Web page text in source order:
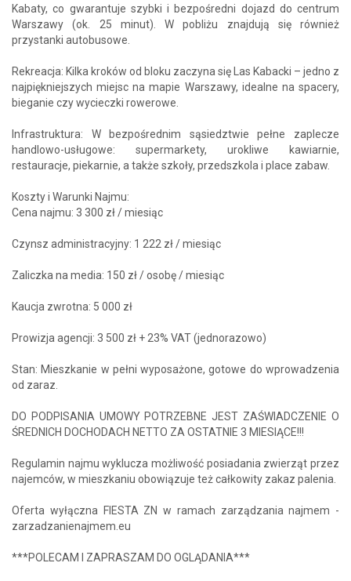
Kabaty, co gwarantuje szybki i bezpośredni dojazd do centrum
Warszawy (ok. 25 minut). W pobliżu znajdują się również
przystanki autobusowe.
Rekreacja: Kilka kroków od bloku zaczyna się Las Kabacki – jedno z
najpiękniejszych miejsc na mapie Warszawy, idealne na spacery,
bieganie czy wycieczki rowerowe.
Infrastruktura: W bezpośrednim sąsiedztwie pełne zaplecze
handlowo-usługowe: supermarkety, urokliwe kawiarnie,
restauracje, piekarnie, a także szkoły, przedszkola i place zabaw.
Koszty i Warunki Najmu:
Cena najmu: 3 300 zł / miesiąc
Czynsz administracyjny: 1 222 zł / miesiąc
Zaliczka na media: 150 zł / osobę / miesiąc
Kaucja zwrotna: 5 000 zł
Prowizja agencji: 3 500 zł + 23% VAT (jednorazowo)
Stan: Mieszkanie w pełni wyposażone, gotowe do wprowadzenia
od zaraz.
DO PODPISANIA UMOWY POTRZEBNE JEST ZAŚWIADCZENIE O
ŚREDNICH DOCHODACH NETTO ZA OSTATNIE 3 MIESIĄCE!!!
Regulamin najmu wyklucza możliwość posiadania zwierząt przez
najemców, w mieszkaniu obowiązuje też całkowity zakaz palenia.
Oferta wyłączna FIESTA ZN w ramach zarządzania najmem -
zarzadzanienajmem.eu
***POLECAM I ZAPRASZAM DO OGLĄDANIA***